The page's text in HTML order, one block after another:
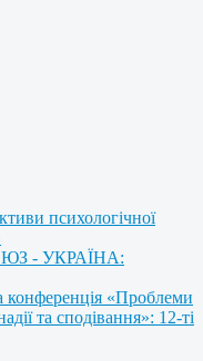
психологічної
- УКРАЇНА:
конференція «Проблеми
та сподівання»: 12-ті